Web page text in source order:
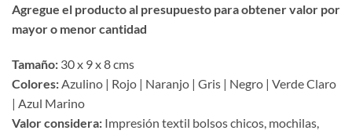
Agregue el producto al presupuesto para obtener valor por
mayor o menor cantidad
Tamaño: 30 x 9 x 8 cms
Colores:Azulino | Rojo | Naranjo | Gris | Negro | Verde Claro
| Azul Marino
Valor considera: Impresión textil bolsos chicos, mochilas,